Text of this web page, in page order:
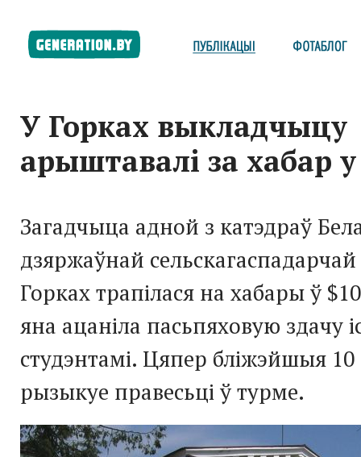
У Горках выкладчыцу
арыштавалі за хабар
Загадчыца адной з катэдраў
дзяржаўнай сельскагаспадарчай
Горках трапілася на хабары ў
яна ацаніла пасьпяховую здачу
студэнтамі. Цяпер бліжэйшыя
рызыкуе правесьці ў турме.